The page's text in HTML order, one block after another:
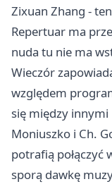
Zixuan Zhang -
Repertuar ma
nuda tu nie ma
Wieczór
względem
się między innymi
Moniuszko i Ch.
potrafią połączyć
sporą dawkę